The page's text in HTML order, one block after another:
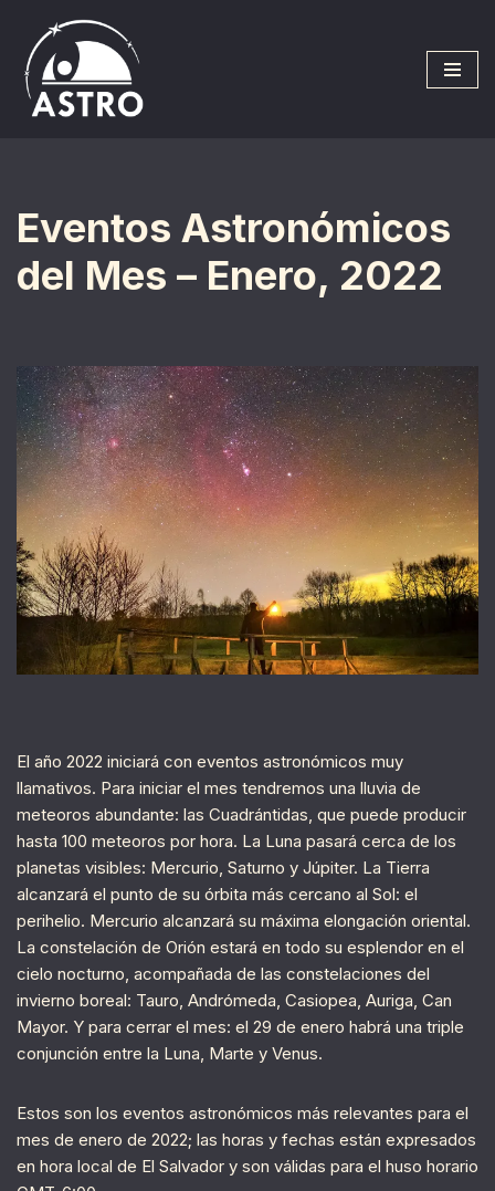
Saltar
al
contenido
Eventos Astronómicos
del Mes – Enero, 2022
El año 2022 iniciará con eventos astronómicos muy
llamativos. Para iniciar el mes tendremos una lluvia de
meteoros abundante: las Cuadrántidas, que puede producir
hasta 100 meteoros por hora. La Luna pasará cerca de los
planetas visibles: Mercurio, Saturno y Júpiter. La Tierra
alcanzará el punto de su órbita más cercano al Sol: el
perihelio. Mercurio alcanzará su máxima elongación oriental.
La constelación de Orión estará en todo su esplendor en el
cielo nocturno, acompañada de las constelaciones del
invierno boreal: Tauro, Andrómeda, Casiopea, Auriga, Can
Mayor. Y para cerrar el mes: el 29 de enero habrá una triple
conjunción entre la Luna, Marte y Venus.
Estos son los eventos astronómicos más relevantes para el
mes de enero de 2022; las horas y fechas están expresados
en hora local de El Salvador y son válidas para el huso horario